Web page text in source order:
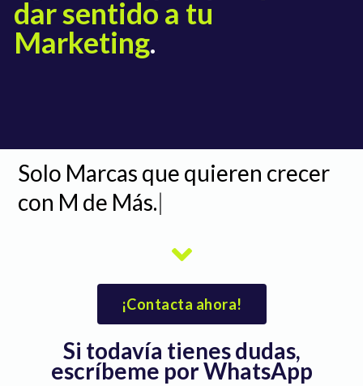
dar sentido a tu
Marketing.
Solo Marcas que quieren crecer
con M de Más.|
¡Contacta ahora!
Si todavía tienes dudas,
escríbeme por WhatsApp